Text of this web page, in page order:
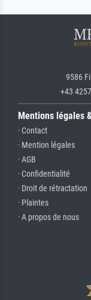
9586
+43
Mentions légales
· Contact
· Mention légales
· AGB
· Confidentialité
· Droit de rétractation
· Plaintes
· A propos de nous